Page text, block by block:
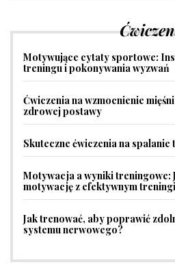
Motywujące cytaty sportowe:
treningu i pokonywania wyzwań
Ćwiczenia na wzmocnienie
zdrowej postawy
Skuteczne ćwiczenia na spalanie
Motywacja a wyniki treningowe:
motywację z efektywnym
Jak trenować, aby poprawić
systemu nerwowego?